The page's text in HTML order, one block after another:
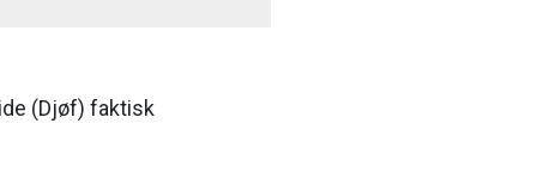
(Djøf) faktisk